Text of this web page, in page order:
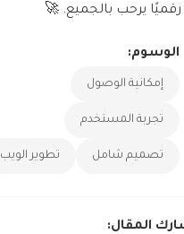
رقميًا يرحب بالجميع. 🚀
الوسوم:
إمكانية الوصول
تجربة المستخدم
تصميم شامل تطوير الويب
المقال: